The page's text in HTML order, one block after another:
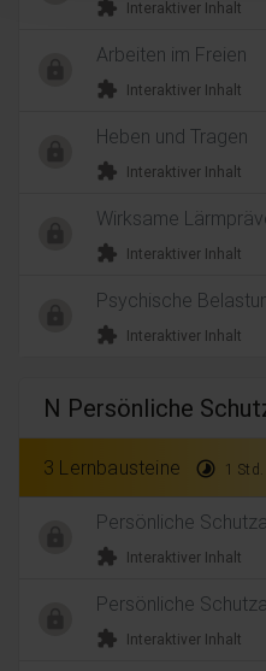
extension Interaktiver Inhalt
Arbeiten im Freien
extension Interaktiver Inhalt
Heben und Tragen
extension Interaktiver Inhalt
Wirksame
extension Interaktiver Inhalt
Psychische
extension Interaktiver Inhalt
N Persönliche
3 Lernbausteine timelapse 1
Persönliche
extension Interaktiver Inhalt
Persönliche
extension Interaktiver Inhalt